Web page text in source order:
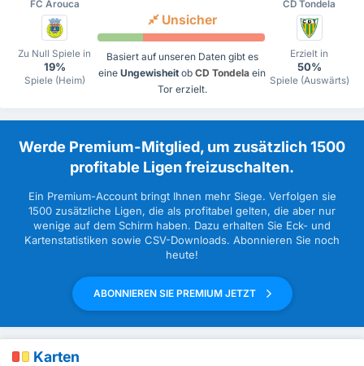
FC Arouca CD Tondela
Zu Null Spiele in
19%
Spiele (Heim)
Unsicher
Basiert auf unseren Daten gibt es
eine Ungewisheit ob CD Tondela ein
Tor erzielt.
Erzielt in
50%
Spiele (Auswärts)
Werde Premium-Mitglied, um zusätzlich 1500
profitable Ligen freizuschalten.
Ein Premium-Account bringt Ihnen mehr Siege. Verfolgen sie
1500 zusätzliche Ligen, die als profitabel gelten, die aber nur
wenige auf dem Schirm haben. Dazu erhalten Sie Eck- und
Kartenstatistiken sowie CSV-Downloads. Abonnieren Sie noch
heute!
ABONNIEREN SIE PREMIUM JETZT
Karten